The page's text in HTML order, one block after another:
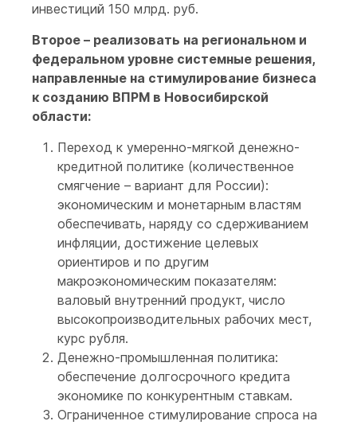
инвестиций 150 млрд. руб.
Второе – реализовать на региональном и
федеральном уровне системные решения,
направленные на стимулирование бизнеса
к созданию ВПРМ в Новосибирской
области:
Переход к умеренно-мягкой денежно-
кредитной политике (количественное
смягчение – вариант для России):
экономическим и монетарным властям
обеспечивать, наряду со сдерживанием
инфляции, достижение целевых
ориентиров и по другим
макроэкономическим показателям:
валовый внутренний продукт, число
высокопроизводительных рабочих мест,
курс рубля.
Денежно-промышленная политика:
обеспечение долгосрочного кредита
экономике по конкурентным ставкам.
Ограниченное стимулирование спроса на